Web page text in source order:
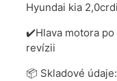
Hyundai kia
✔️Hlava motora
revízii
📦 Skladové údaje: